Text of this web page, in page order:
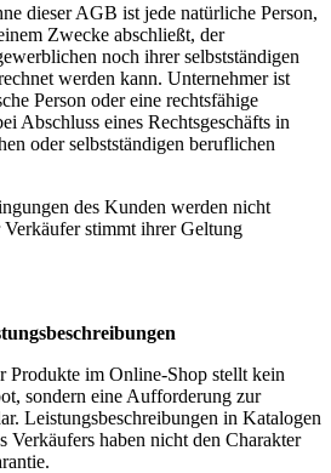
dieser AGB ist jede natürliche Person,
Zwecke abschließt, der
noch ihrer selbstständigen
werden kann. Unternehmer ist
Person oder eine rechtsfähige
Abschluss eines Rechtsgeschäfts in
oder selbstständigen beruflichen
des Kunden werden nicht
Verkäufer stimmt ihrer Geltung
im Online-Shop stellt kein
sondern eine Aufforderung zur
Leistungsbeschreibungen in Katalogen
Verkäufers haben nicht den Charakter